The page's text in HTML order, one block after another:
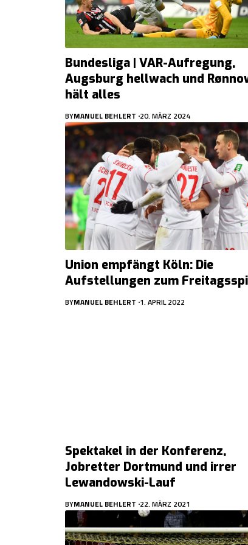
Bundesliga | VAR-Aufregung,
Augsburg hellwach und
hält alles
BYMANUEL BEHLERT 20. MÄRZ 2024
Union empfängt Köln: Die
Aufstellungen zum
BYMANUEL BEHLERT 1. APRIL 2022
Spektakel in der Konferenz,
Jobretter Dortmund und irrer
Lewandowski-Lauf
BYMANUEL BEHLERT 22. MÄRZ 2021